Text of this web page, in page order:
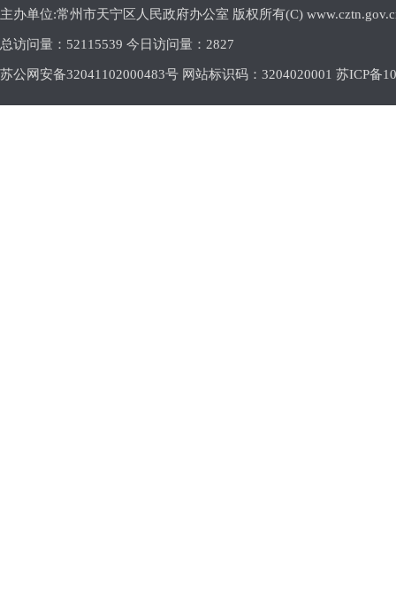
主办单位:常州市天宁区人民政府办公室 版权所有(C)
总访问量： 52115539 今日访问量： 2827
苏公网安备32041102000483号 网站标识码：3204020001 苏ICP备